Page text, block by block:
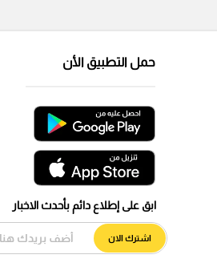
حمل التطبيق الأن
ابق على إطلاع دائم بأحدث الاخبار
اشترك الان